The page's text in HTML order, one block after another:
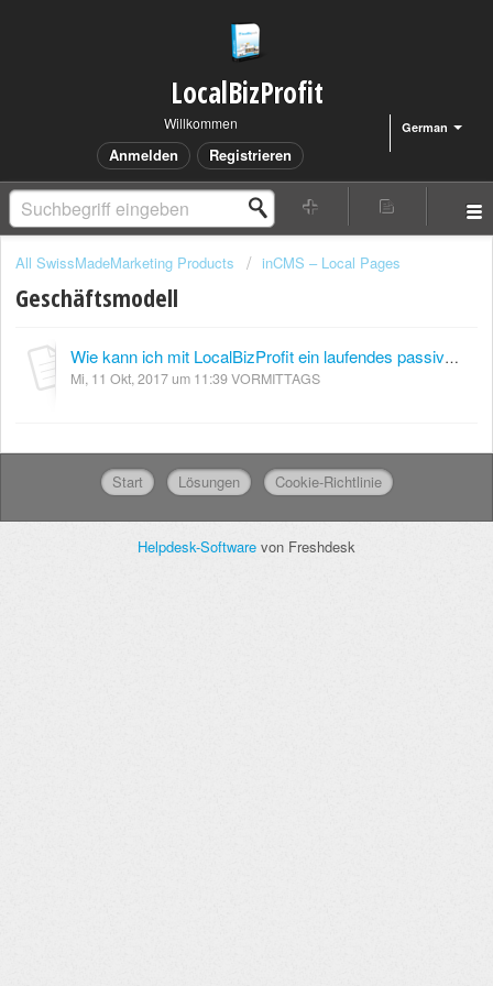
LocalBizProfit
German
Willkommen
Anmelden Registrieren
All SwissMadeMarketing Products inCMS – Local Pages
Geschäftsmodell
Wie kann ich mit LocalBizProfit ein laufendes passives Einkommen generieren? Ist es nicht so, dass die Kunden nur einmalig für die Erstellung ihrer Website zahlen?
Mi, 11 Okt, 2017 um 11:39 VORMITTAGS
Start Lösungen Cookie-Richtlinie
Helpdesk-Software von Freshdesk